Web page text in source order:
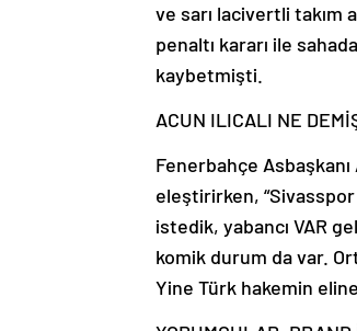
ve sarı lacivertli takım
penaltı kararı ile
kaybetmişti.
ACUN ILICALI NE
Fenerbahçe Asbaşkanı
eleştirirken,
istedik, yabancı VAR
komik durum da var.
Yine Türk hakemin eline